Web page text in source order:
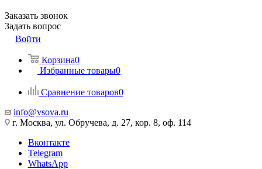
Заказать звонок
Задать вопрос
Войти
Корзина0
Избранные товары0
Сравнение товаров0
info@vsova.ru
г. Москва, ул. Обручева, д. 27, кор. 8, оф. 114
Вконтакте
Telegram
WhatsApp